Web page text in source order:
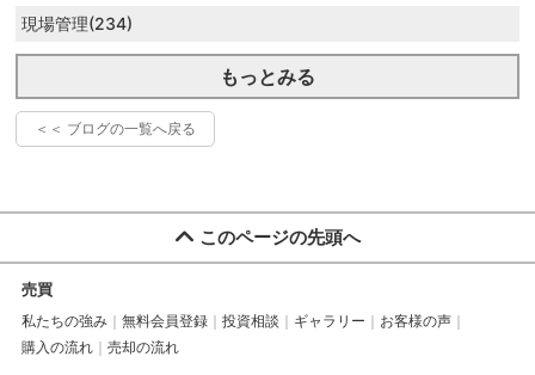
現場管理(234)
もっとみる
＜＜ ブログの一覧へ戻る
このページの先頭へ
売買
私たちの強み 無料会員登録 投資相談 ギャラリー
お客様の声
購入の流れ
売却の流れ